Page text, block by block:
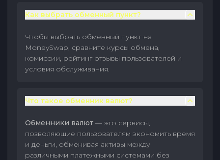
Как выбрать обменный пункт?
Чтобы выбрать обменный пункт на
MoneySwap, сравните курсы обмена,
комиссии, рейтинг отзывы пользователей и
условия обслуживания.
Что такое обменник валют?
Обменники валют — это сервисы,
позволяющие пользователям экономить время
и деньги, обменивая активы между
различными платежными системами без